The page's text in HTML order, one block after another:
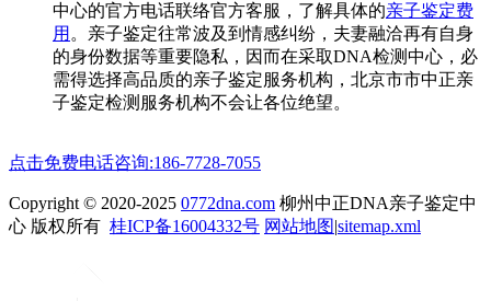
中心的官方电话联络官方客服，了解具体的亲子鉴定费
用 。亲子鉴定往常波及到情感纠纷，夫妻融洽再有自身
的身份数据等重要隐私，因而在采取DNA检测中心，必
需得选择高品质的亲子鉴定服务机构，北京市市中正亲
子鉴定检测服务机构不会让各位绝望。
点击免费电话咨询:186-7728-7055
Copyright © 2020-2025 0772dna.com 柳州中正DNA亲子鉴定中
心 版权所有 桂ICP备16004332号 网站地图|sitemap.xml